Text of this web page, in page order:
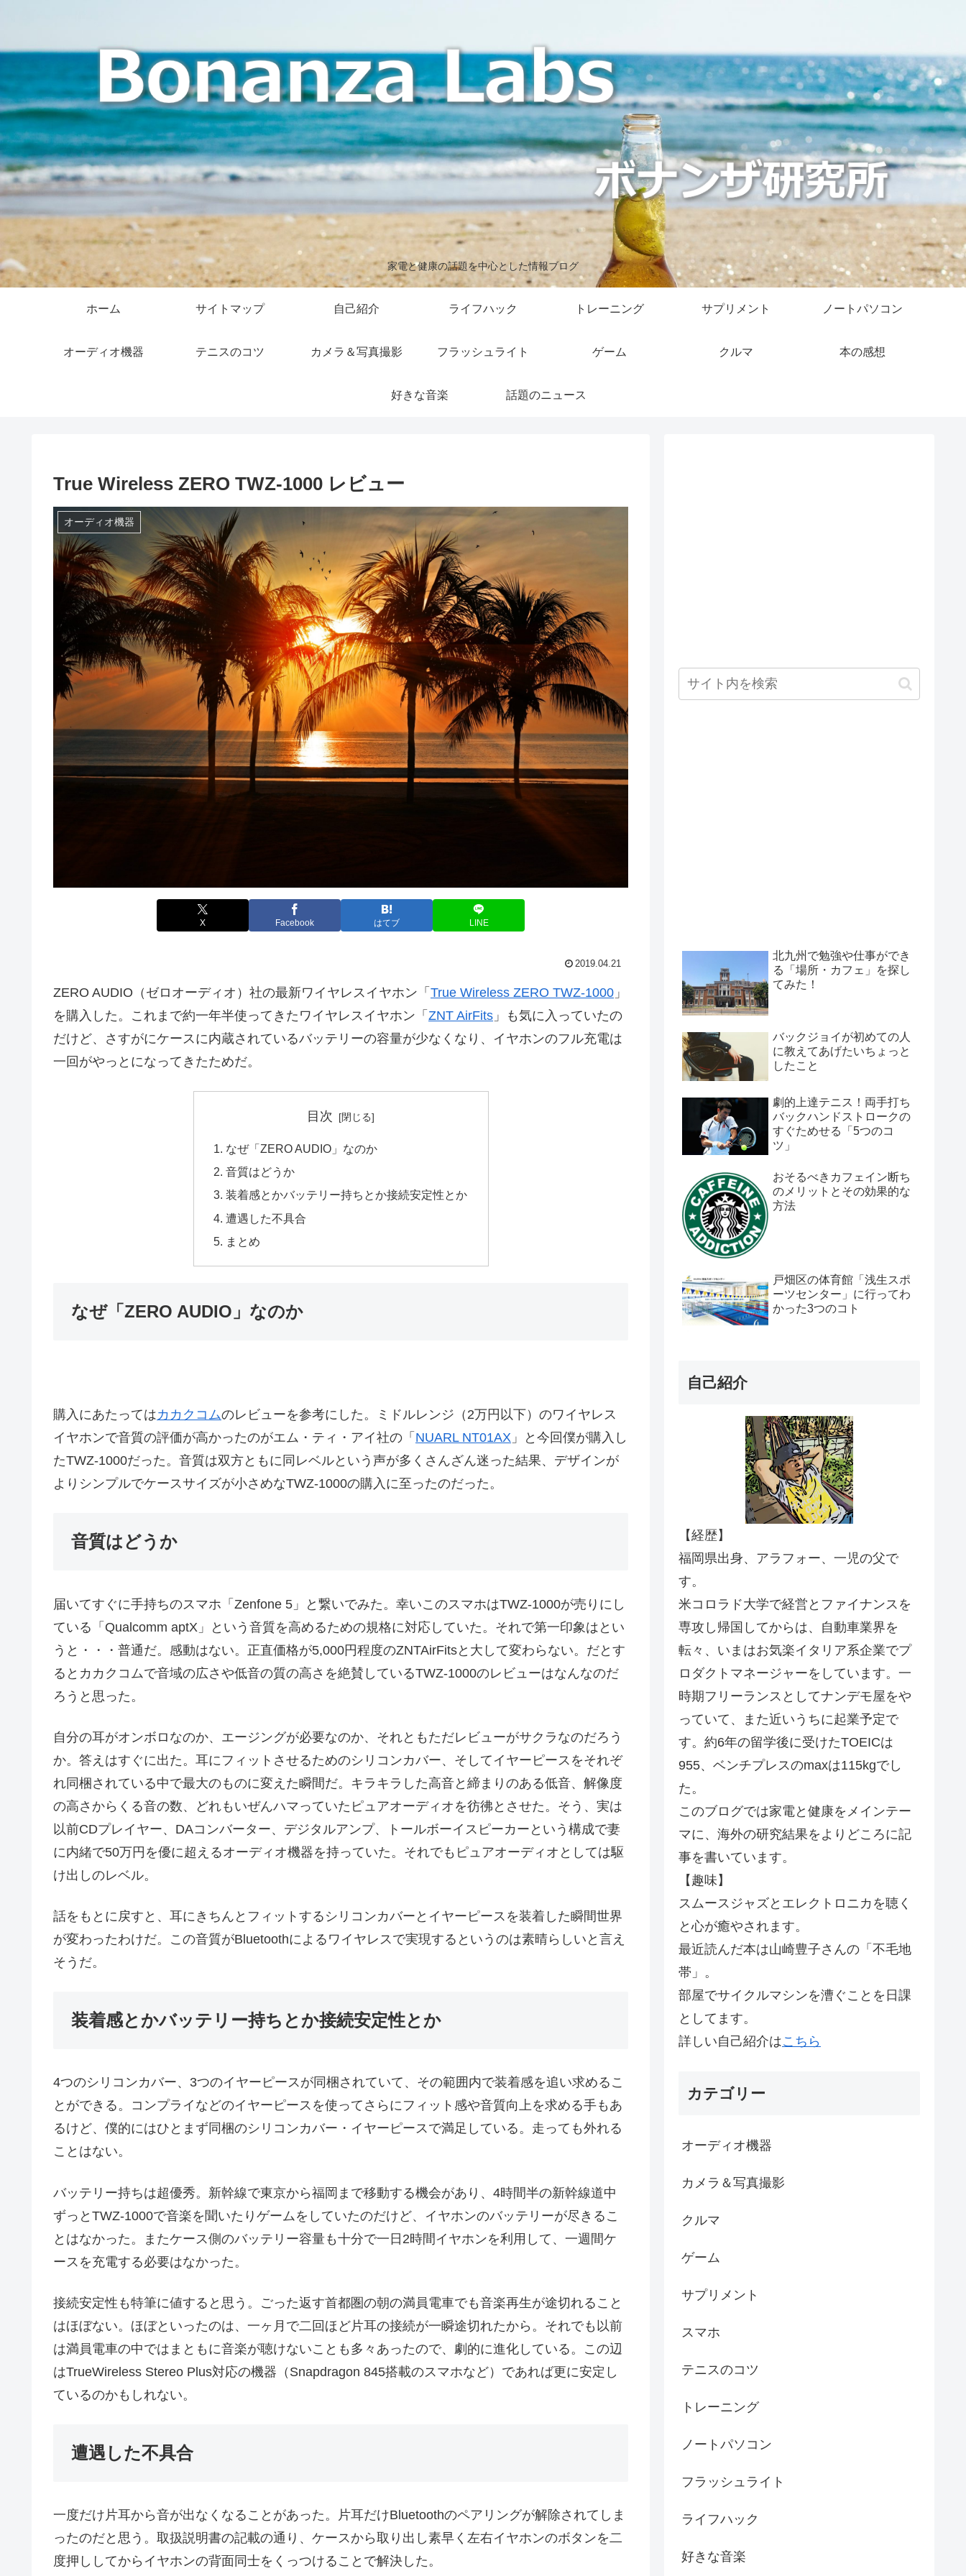
家電と健康の話題を中心とした情報ブログ
ホーム サイトマップ 自己紹介 ライフハック トレーニング サプリメント ノートパソコン
オーディオ機器 テニスのコツ カメラ＆写真撮影 フラッシュライト ゲーム クルマ 本の感想
好きな音楽 話題のニュース
True Wireless ZERO TWZ-1000 レビュー
オーディオ機器
X Facebook はてブ LINE
2019.04.21
ZERO AUDIO（ゼロオーディオ）社の最新ワイヤレスイヤホン「 True Wireless ZERO TWZ-1000 」
を購入した。これまで約一年半使ってきたワイヤレスイヤホン「 ZNT AirFits 」も気に入っていたの
だけど、さすがにケースに内蔵されているバッテリーの容量が少なくなり、イヤホンのフル充電は
一回がやっとになってきたためだ。
目次
なぜ「ZERO AUDIO」なのか
音質はどうか
装着感とかバッテリー持ちとか接続安定性とか
遭遇した不具合
まとめ
なぜ「ZERO AUDIO」なのか
購入にあたってはカカクコムのレビューを参考にした。ミドルレンジ（2万円以下）のワイヤレス
イヤホンで音質の評価が高かったのがエム・ティ・アイ社の「 NUARL NT01AX 」と今回僕が購入し
たTWZ-1000だった。音質は双方ともに同レベルという声が多くさんざん迷った結果、デザインが
よりシンプルでケースサイズが小さめなTWZ-1000の購入に至ったのだった。
音質はどうか
届いてすぐに手持ちのスマホ「Zenfone 5」と繋いでみた。幸いこのスマホはTWZ-1000が売りにし
ている「Qualcomm aptX」という音質を高めるための規格に対応していた。それで第一印象はとい
うと・・・普通だ。感動はない。正直価格が5,000円程度のZNTAirFitsと大して変わらない。だとす
るとカカクコムで音域の広さや低音の質の高さを絶賛しているTWZ-1000のレビューはなんなのだ
ろうと思った。
自分の耳がオンボロなのか、エージングが必要なのか、それともただレビューがサクラなのだろう
か。答えはすぐに出た。耳にフィットさせるためのシリコンカバー、そしてイヤーピースをそれぞ
れ同梱されている中で最大のものに変えた瞬間だ。キラキラした高音と締まりのある低音、解像度
の高さからくる音の数、どれもいぜんハマっていたピュアオーディオを彷彿とさせた。そう、実は
以前CDプレイヤー、DAコンバーター、デジタルアンプ、トールボーイスピーカーという構成で妻
に内緒で50万円を優に超えるオーディオ機器を持っていた。それでもピュアオーディオとしては駆
け出しのレベル。
話をもとに戻すと、耳にきちんとフィットするシリコンカバーとイヤーピースを装着した瞬間世界
が変わったわけだ。この音質がBluetoothによるワイヤレスで実現するというのは素晴らしいと言え
そうだ。
装着感とかバッテリー持ちとか接続安定性とか
4つのシリコンカバー、3つのイヤーピースが同梱されていて、その範囲内で装着感を追い求めるこ
とができる。コンプライなどのイヤーピースを使ってさらにフィット感や音質向上を求める手もあ
るけど、僕的にはひとまず同梱のシリコンカバー・イヤーピースで満足している。走っても外れる
ことはない。
バッテリー持ちは超優秀。新幹線で東京から福岡まで移動する機会があり、4時間半の新幹線道中
ずっとTWZ-1000で音楽を聞いたりゲームをしていたのだけど、イヤホンのバッテリーが尽きるこ
とはなかった。またケース側のバッテリー容量も十分で一日2時間イヤホンを利用して、一週間ケ
ースを充電する必要はなかった。
接続安定性も特筆に値すると思う。ごった返す首都圏の朝の満員電車でも音楽再生が途切れること
はほぼない。ほぼといったのは、一ヶ月で二回ほど片耳の接続が一瞬途切れたから。それでも以前
は満員電車の中ではまともに音楽が聴けないことも多々あったので、劇的に進化している。この辺
はTrueWireless Stereo Plus対応の機器（Snapdragon 845搭載のスマホなど）であれば更に安定し
ているのかもしれない。
遭遇した不具合
一度だけ片耳から音が出なくなることがあった。片耳だけBluetoothのペアリングが解除されてしま
ったのだと思う。取扱説明書の記載の通り、ケースから取り出し素早く左右イヤホンのボタンを二
度押ししてからイヤホンの背面同士をくっつけることで解決した。
北九州で勉強や仕事ができ
る「場所・カフェ」を探し
てみた！
バックジョイが初めての人
に教えてあげたいちょっと
したこと
劇的上達テニス！両手打ち
バックハンドストロークの
すぐためせる「5つのコ
ツ」
おそるべきカフェイン断ち
のメリットとその効果的な
方法
戸畑区の体育館「浅生スポ
ーツセンター」に行ってわ
かった3つのコト
自己紹介
【経歴】
福岡県出身、アラフォー、一児の父で
す。
米コロラド大学で経営とファイナンスを
専攻し帰国してからは、自動車業界を
転々、いまはお気楽イタリア系企業でプ
ロダクトマネージャーをしています。一
時期フリーランスとしてナンデモ屋をや
っていて、また近いうちに起業予定で
す。約6年の留学後に受けたTOEICは
955、ベンチプレスのmaxは115kgでし
た。
このブログでは家電と健康をメインテー
マに、海外の研究結果をよりどころに記
事を書いています。
【趣味】
スムースジャズとエレクトロニカを聴く
と心が癒やされます。
最近読んだ本は山崎豊子さんの「不毛地
帯」。
部屋でサイクルマシンを漕ぐことを日課
としてます。
詳しい自己紹介はこちら
カテゴリー
オーディオ機器
カメラ＆写真撮影
クルマ
ゲーム
サプリメント
スマホ
テニスのコツ
トレーニング
ノートパソコン
フラッシュライト
ライフハック
好きな音楽